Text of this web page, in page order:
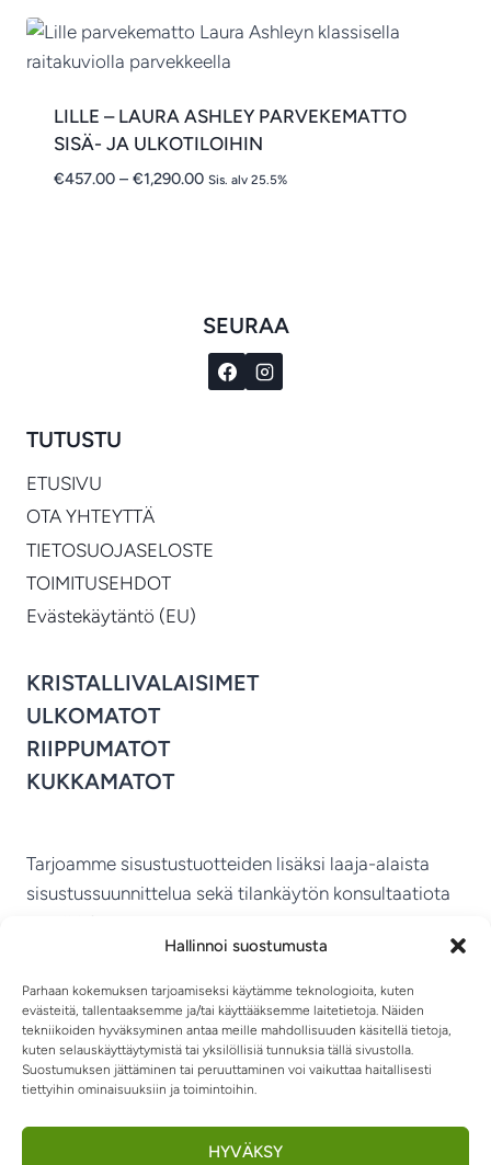
Hallinnoi suostumusta
Parhaan kokemuksen tarjoamiseksi käytämme teknologioita, kuten
evästeitä, tallentaaksemme ja/tai käyttääksemme laitetietoja. Näiden
tekniikoiden hyväksyminen antaa meille mahdollisuuden käsitellä tietoja,
kuten selauskäyttäytymistä tai yksilöllisiä tunnuksia tällä sivustolla.
Suostumuksen jättäminen tai peruuttaminen voi vaikuttaa haitallisesti
tiettyihin ominaisuuksiin ja toimintoihin.
HYVÄKSY
LILLE – LAURA ASHLEY PARVEKEMATTO
SISÄ- JA ULKOTILOIHIN
€457.00 – €1,290.00Hintaluokka:
Sis. alv 25.5%
SEURAA
TUTUSTU
ETUSIVU
OTA YHTEYTTÄ
TIETOSUOJASELOSTE
TOIMITUSEHDOT
Evästekäytäntö (EU)
KRISTALLIVALAISIMET
ULKOMATOT
RIIPPUMATOT
KUKKAMATOT
Tarjoamme sisustustuotteiden lisäksi laaja-alaista
sisustussuunnittelua sekä tilankäytön konsultaatiota
MIKKELIN VITRIINI KY
RIIPPUMATOT JA -TUOLIT